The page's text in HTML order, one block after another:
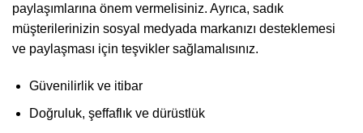
paylaşımlarına önem vermelisiniz. Ayrıca, sadık
müşterilerinizin sosyal medyada markanızı desteklemesi
ve paylaşması için teşvikler sağlamalısınız.
Güvenilirlik ve itibar
Doğruluk, şeffaflık ve dürüstlük